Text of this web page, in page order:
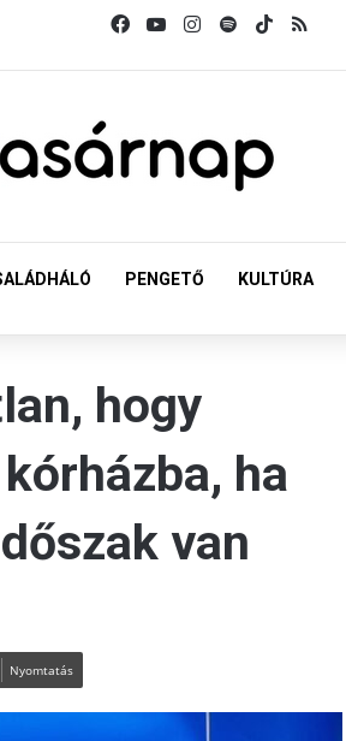
FacebookYouTubeInstagram
SpotifyTikTok
PENGETŐ KULTÚRA
hogy
ha
van
Nyomtatás